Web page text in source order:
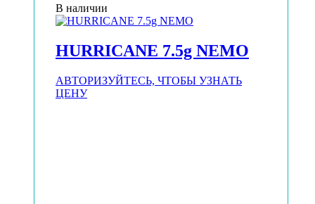
В наличии
HURRICANE 7.5g NEMO
АВТОРИЗУЙТЕСЬ, ЧТОБЫ УЗНАТЬ
ЦЕНУ